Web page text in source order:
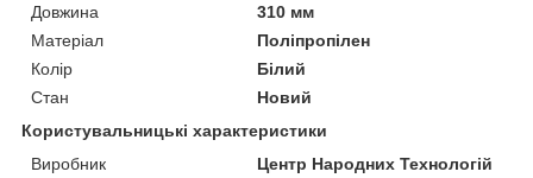
Довжина
310 мм
Матеріал
Поліпропілен
Колір
Білий
Стан
Новий
Користувальницькі характеристики
Виробник
Центр Народних Технологій